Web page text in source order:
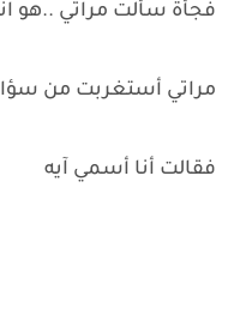
فجأة سألت مراتي ..هو
مراتي أستغربت من
فقالت أنا أسمي آيه